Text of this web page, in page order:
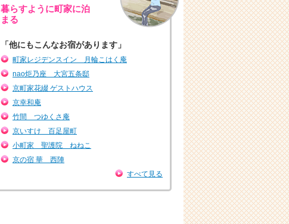
暮らすように町家に泊
まる
「他にもこんなお宿があります」
町家レジデンスイン 月輪こはく庵
nao炬乃座 大宮五条邸
京町家花綴 ゲストハウス
京幸和庵
竹間 つゆくさ庵
京いすけ 百足屋町
小町家 聖護院 ねねこ
京の宿 華 西陣
すべて見る